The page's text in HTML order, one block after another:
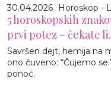
30.04.2026 Horoskop -
5 horoskopskih
prvi potez – čekate
Savršen dejt, hemija na
ono čuveno: “Čujemo
ponoć.